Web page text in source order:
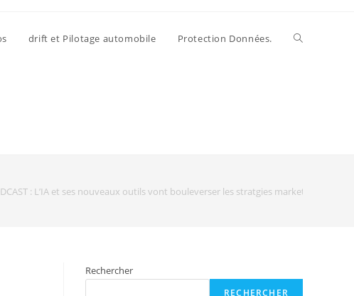
drift et Pilotage automobile Protection Données.
: L’IA et ses nouveaux outils vont bouleverser les stratgies marketing
Rechercher
RECHERCHER